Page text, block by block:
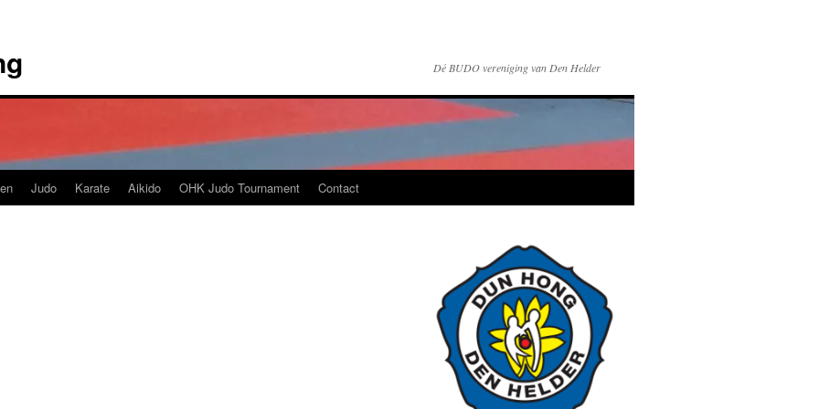
Dé BUDO vereniging van Den Helder
Judo Karate Aikido OHK Judo Tournament Contact